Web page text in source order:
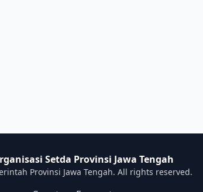
Setda Provinsi Jawa Tengah
Provinsi Jawa Tengah. All rights reserved.